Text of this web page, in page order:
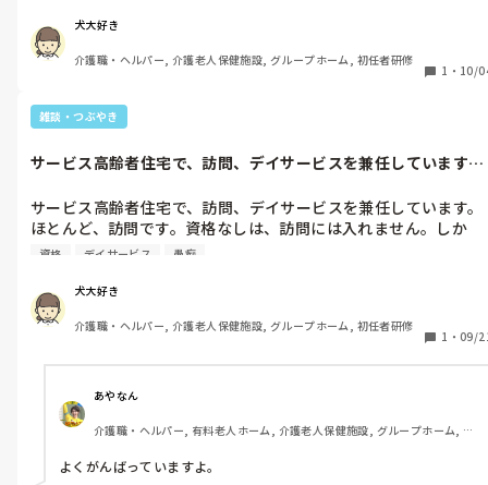
訪問介護って、きついんですか？
で。でもデイサービスから、慣れれば、大丈夫ですよ。
何とかなるって。何とかなる。
ました。私は、今の施設が、最初ではないので、正直、はー😮‍💨と
思ってしまいます。
が、ありません。やはり、指導者って難しい。
として来てくれます。私が訪問介護に入ってる時、利用者を起こ
したりするときに、自分の足が、変形性膝関節症の為、利用者を
回してトランスすることがきついので、枕がある方のサイドレー
ルをはずして、膝を回さないやり方で、起こして、寝かせるとき
は、サイドレール側として寝かしています。つまり臥床全てにお
いて、サイドレールを外してやっています。その方が、自分の膝
プに入った人が、サイドレールの付け方も知らない。サイドレー
も、説明したら、初めて知りましたという始末。
呆れて、あーそうなんですか。と呆れて答えました。全てでは、
て、2ヶ月、9月、10月、完全異動で、11月から、異動となりま
た。今の会社に入る前は、老健にいましたが、隣市も含めて、今
の異動した場所に対して、資格なしって、このレベルなのかと
ど、それはデイサービスでは、通じるかもしれないけど、訪問介
護は時間との勝負です。デイサービスが、帰ってくるまで、訪問
介護の利用者は、全て寝かせて終わってる事が、条件です。
たまに、変形性膝関節症を持っていて、訪問介護に入っていて、
犬大好き
介護職・ヘルパー, 介護老人保健施設, グループホーム, 初任者研修
1 ・ 10/
雑談・つぶやき
サービス高齢者住宅で、訪問、デイサービスを兼任しています。
サービス高齢者住宅で、訪問、デイサービスを兼任しています。
ほとんど、訪問です。資格なしは、訪問には入れません。しか
し、資格者の離職率は、多いです。正直、私も変形性膝関節症の
ーーとなりかけています。2人で訪問入るのですが、甘えられる
人は、まだいいけど、甘えられない人は、正直きつい。年齢が大
幅に行ってるスタッフは、トランス契約も、入浴介助などの契約
もしていない。愚痴を開けば、愚痴に変わる。ましてや、資格な
しは逆に勿論訪問の大変さが理解できないので、もう嫌だーーー
ー、膝いてーよ。ボルタレンと、胃薬のレパミド飲み、テーピン
グして装具はめて、やっています。1日3回ボルタレン飲まない
と、本当痛い。この前整形に行き、久しぶりに、ベッドに寝て、
ーーっ、うっーーーーー。ってなりました。整形ドクター、理学
資格 デイサービス 愚痴
犬大好き
介護職・ヘルパー, 介護老人保健施設, グループホーム, 初任者研修
1 ・ 09/
あやなん
介護職・ヘルパー, 有料老人ホーム, 介護老人保健施設, グループホーム, デ
よくがんばっていますよ。